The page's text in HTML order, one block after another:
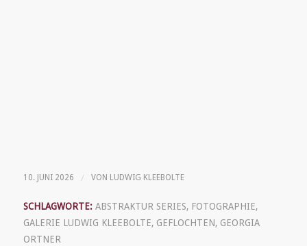
10. JUNI 2026 / VON LUDWIG KLEEBOLTE
SCHLAGWORTE: ABSTRAKTUR SERIES, FOTOGRAPHIE,
GALERIE LUDWIG KLEEBOLTE, GEFLOCHTEN, GEORGIA
ORTNER